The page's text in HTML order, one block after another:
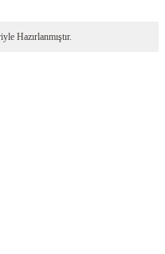
Hazırlanmıştır.